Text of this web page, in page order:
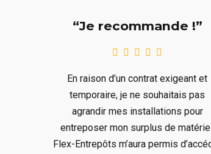
“Je recommande !”
En raison d’un contrat exigeant et
temporaire, je ne souhaitais pas
agrandir mes installations pour
entreposer mon surplus de
Flex-Entrepôts m’aura permis